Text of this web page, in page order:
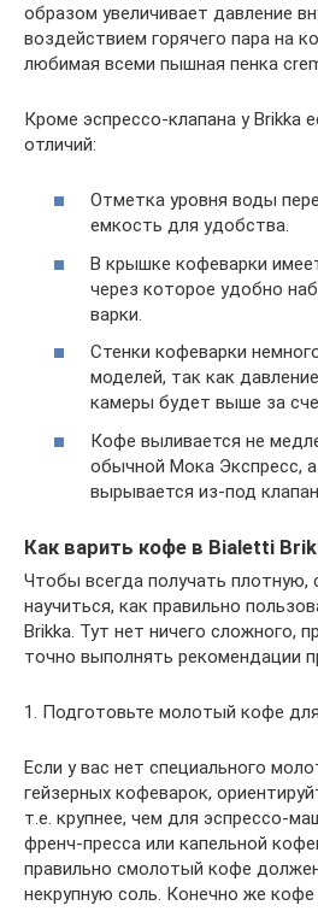
образом увеличивает давление
воздействием горячего пара на
любимая всеми пышная пенка
Кроме эспрессо-клапана у Brikka
отличий:
Отметка уровня воды
емкость для удобства.
В крышке кофеварки
через которое удобно
варки.
Стенки кофеварки
моделей, так как
камеры будет выше за
Кофе выливается не
обычной Мока Экспресс, а
вырывается из-под
Как варить кофе в Bialetti
Чтобы всегда получать плотную,
научиться, как правильно
Brikka. Тут нет ничего сложного,
точно выполнять рекомендации
1. Подготовьте молотый кофе
Если у вас нет специального
гейзерных кофеварок,
т.е. крупнее, чем для эспрессо-
френч-пресса или капельной
правильно смолотый кофе
некрупную соль. Конечно же